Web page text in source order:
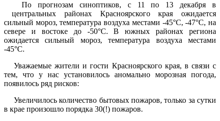
По прогнозам синоптиков, с 11 по 13 декабря в
центральных районах Красноярского края ожидается
сильный мороз, температура воздуха местами -45°С, -47°С, на
севере и востоке до -50°С. В южных районах региона
ожидается сильный мороз, температура воздуха местами
-45°С.
Уважаемые жители и гости Красноярского края, в связи с
тем, что у нас установилось аномально морозная погода,
появилось ряд рисков:
Увеличилось количество бытовых пожаров, только за сутки
в крае произошло порядка 30(!) пожаров.